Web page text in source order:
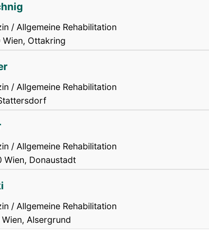
/ Allgemeine Rehabilitation
Wien, Ottakring
/ Allgemeine Rehabilitation
/ Allgemeine Rehabilitation
Wien, Donaustadt
/ Allgemeine Rehabilitation
Alsergrund